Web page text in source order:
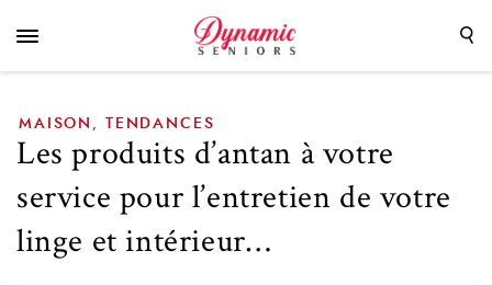
l’entretien de votre linge et intérieur…
MAISON TENDANCES
Les produits d’antan à votre
service pour l’entretien de votre
linge et intérieur…